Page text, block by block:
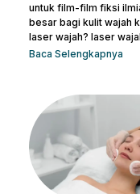
untuk film-film fiksi
besar bagi kulit wajah
laser wajah? laser
selebriti atau ahli
Jadi, jika kamu ingin
noda, atau
Baca Selengkapnya